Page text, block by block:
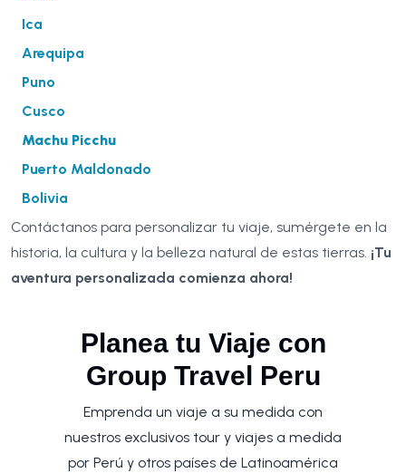
Ica
Arequipa
Puno
Cusco
Machu Picchu
Puerto Maldonado
Bolivia
Contáctanos para personalizar tu viaje, sumérgete en la
historia, la cultura y la belleza natural de estas tierras. ¡Tu
aventura personalizada comienza ahora!
Planea tu Viaje con
Group Travel Peru
Emprenda un viaje a su medida con
nuestros exclusivos tour y viajes a medida
por Perú y otros países de Latinoamérica